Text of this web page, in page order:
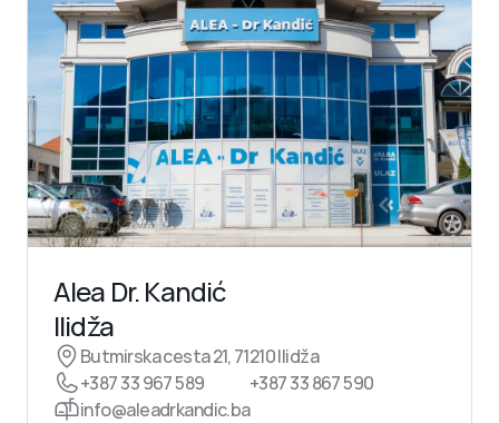
Alea Dr. Kandić
Ilidža
Butmirska cesta 21, 71210 Ilidža
+387 33 967 589
+387 33 867 590
info@aleadrkandic.ba